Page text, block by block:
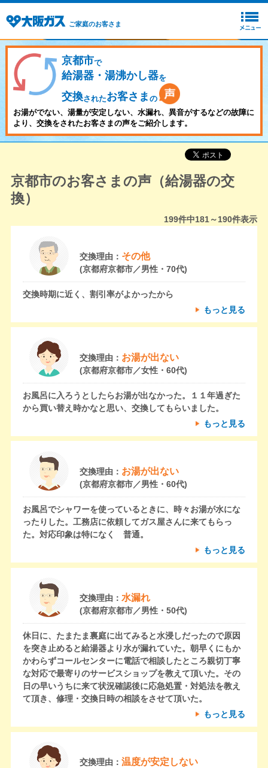
ご家庭のお客さま
京都市で
給湯器・湯沸かし器を
交換されたお客さま の
お湯がでない、湯量が安定しない、水漏れ、異音がするなどの故障に
より、交換をされたお客さまの声をご紹介します。
京都市のお客さまの声（給湯器の交
換）
199件中181～190件表示
交換理由： その他
(京都府京都市／男性・70代)
交換時期に近く、割引率がよかったから
もっと見る
交換理由： お湯が出ない
(京都府京都市／女性・60代)
お風呂に入ろうとしたらお湯が出なかった。１１年過ぎた
から買い替え時かなと思い、交換してもらいました。
もっと見る
交換理由： お湯が出ない
(京都府京都市／男性・60代)
お風呂でシャワーを使っているときに、時々お湯が水にな
ったりした。工務店に依頼してガス屋さんに来てもらっ
た。対応印象は特になく 普通。
もっと見る
交換理由： 水漏れ
(京都府京都市／男性・50代)
休日に、たまたま裏庭に出てみると水浸しだったので原因
を突き止めると給湯器より水が漏れていた。朝早くにもか
かわらずコールセンターに電話で相談したところ親切丁寧
な対応で最寄りのサービスショップを教えて頂いた。その
日の早いうちに来て状況確認後に応急処置・対処法を教え
て頂き、修理・交換日時の相談をさせて頂いた。
もっと見る
交換理由： 温度が安定しない